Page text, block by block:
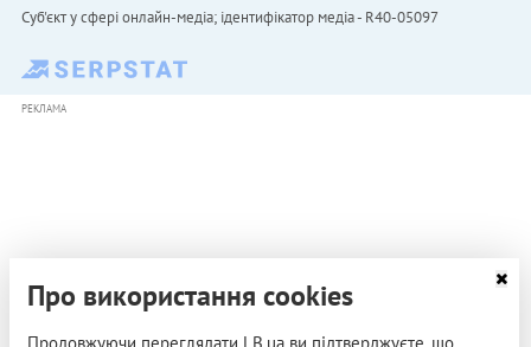
Cуб'єкт у сфері онлайн-медіа; ідентифікатор медіа - R40-05097
РЕКЛАМА
Про використання cookies